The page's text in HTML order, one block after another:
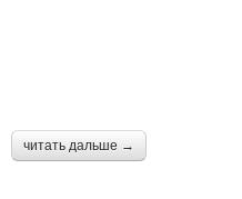
читать дальше →